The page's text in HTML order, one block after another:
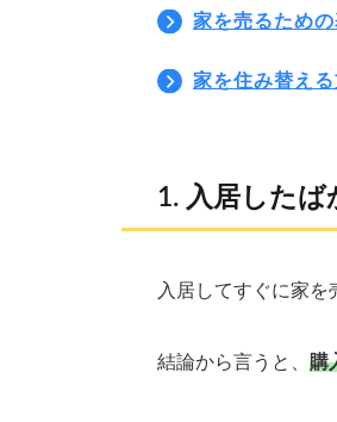
家を売るため
家を住み替え
入居した
入居してすぐに家を
結論から言うと、 購